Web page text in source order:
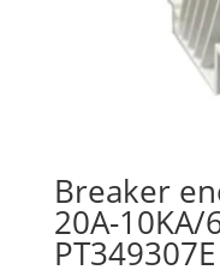
Breaker
20A-10KA/
PT349307E